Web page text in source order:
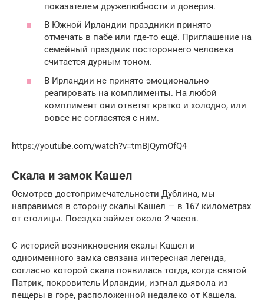
показателем дружелюбности и доверия.
В Южной Ирландии праздники принято
отмечать в пабе или где-то ещё. Приглашение на
семейный праздник постороннего человека
считается дурным тоном.
В Ирландии не принято эмоционально
реагировать на комплименты. На любой
комплимент они ответят кратко и холодно, или
вовсе не согласятся с ним.
https://youtube.com/watch?v=tmBjQymOfQ4
Скала и замок Кашел
Осмотрев достопримечательности Дублина, мы
направимся в сторону скалы Кашел — в 167 километрах
от столицы. Поездка займет около 2 часов.
С историей возникновения скалы Кашел и
одноименного замка связана интересная легенда,
согласно которой скала появилась тогда, когда святой
Патрик, покровитель Ирландии, изгнал дьявола из
пещеры в горе, расположенной недалеко от Кашела.